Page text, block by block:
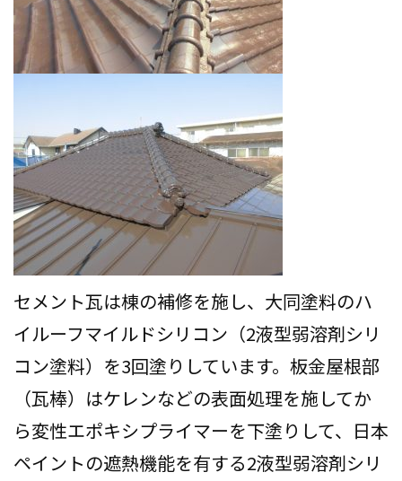
セメント瓦は棟の補修を施し、大同塗料のハ
イルーフマイルドシリコン（2液型弱溶剤シリ
コン塗料）を3回塗りしています。板金屋根部
（瓦棒）はケレンなどの表面処理を施してか
ら変性エポキシプライマーを下塗りして、日本
ペイントの遮熱機能を有する2液型弱溶剤シリ